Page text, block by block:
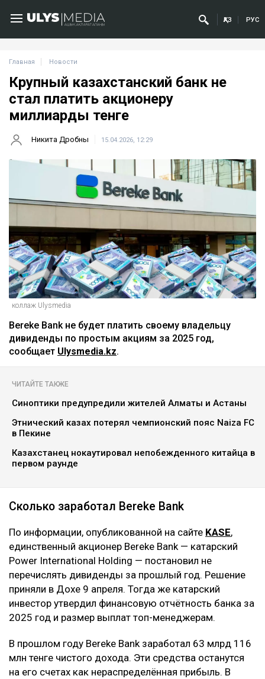
ҚАЗ РУС
Главная Новости
Крупный казахстанский банк не
стал платить акционеру
миллиарды тенге
Никита Дробны 15.04.2026, 12:29
коллаж Ulysmedia
Bereke Bank не будет платить своему владельцу
дивиденды по простым акциям за 2025 год,
сообщает Ulysmedia.kz.
ЧИТАЙТЕ ТАКЖЕ
Синоптики предупредили жителей Алматы и Астаны
Этнический казах потерял чемпионский пояс Naiza FC
в Пекине
Казахстанец нокаутировал непобежденного китайца в
первом раунде
Сколько заработал Bereke Bank
По информации, опубликованной на сайте KASE,
единственный акционер Bereke Bank — катарский
Power International Holding — постановил не
перечислять дивиденды за прошлый год. Решение
приняли в Дохе 9 апреля. Тогда же катарский
инвестор утвердил финансовую отчётность банка за
2025 год и размер выплат топ-менеджерам.
В прошлом году Bereke Bank заработал 63 млрд 116
млн тенге чистого дохода. Эти средства останутся
на его счетах как нераспределённая прибыль. В